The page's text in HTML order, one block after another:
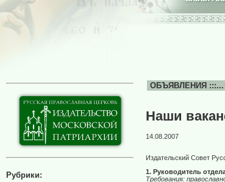
Рубрики:
ОБЪЯВЛЕНИЯ :::...
Наши
14.08.2007
Издательский Совет
1. Руководитель
Требования: